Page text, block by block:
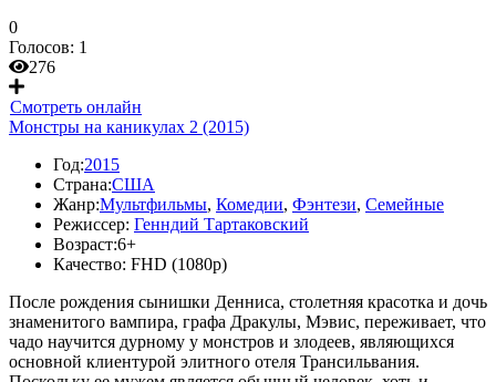
0
Голосов: 1
276
Смотреть онлайн
Монстры на каникулах 2 (2015)
Год:2015
Страна:США
Жанр:Мультфильмы, Комедии, Фэнтези, Семейные
Режиссер: Генндий Тартаковский
Возраст:6+
Качество: FHD (1080p)
После рождения сынишки Денниса, столетняя красотка и дочь
знаменитого вампира, графа Дракулы, Мэвис, переживает, что
чадо научится дурному у монстров и злодеев, являющихся
основной клиентурой элитного отеля Трансильвания.